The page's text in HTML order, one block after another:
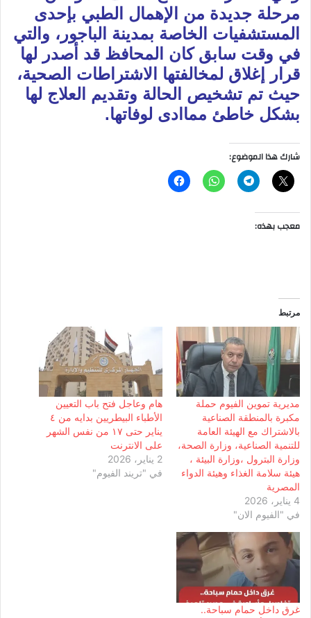
مرحلة جديدة من الإهمال الطبي بإحدى
المستشفيات الخاصة بمدينة الباجور، والتي
في وقت سابق كان المحافظ قد أصدر لها
قرار إغلاق لمخالفتها الاشتراطات الصحية،
حيث تم تشخيص الحالة وتقديم العلاج لها
بشكل خاطئ مماادى لوفاتها.
شارك هذا الموضوع:
معجب بهذه:
مرتبط
مديرية تموين الفيوم حملة
مكبرة بالمنطقة الصناعية
بالاشتراك مع الهيئة العامة
للتنمية الصناعية، وزارة الصحة،
وزارة البترول ،وزارة البيئة ،
هيئة سلامة الغذاء وهيئة الدواء
المصرية
4 يناير، 2026
في "الفيوم الان"
هام وعاجل فتح باب التعيين
الأطباء البيطريين بدايه من ٤
يناير حتى ١٧ من نفس الشهر
على الانترنت
2 يناير، 2026
في "تريند الفيوم"
غرق داخل حمام سباحة..